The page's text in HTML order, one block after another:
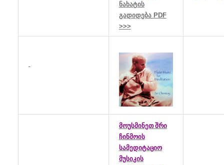
ნახატის
გადიდება PDF
>>>
მოუსმინეთ შრი
ჩინმოის
სამედიტაციო
მუსიკის